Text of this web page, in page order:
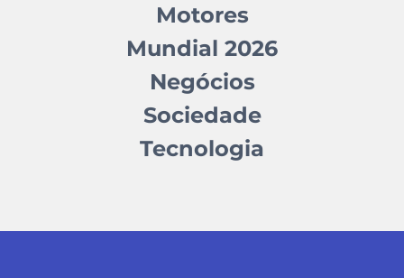
Motores
Mundial 2026
Negócios
Sociedade
Tecnologia